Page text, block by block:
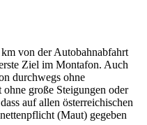
von der Autobahnabfahrt
Ziel im Montafon. Auch
durchwegs ohne
große Steigungen oder
auf allen österreichischen
(Maut) gegeben